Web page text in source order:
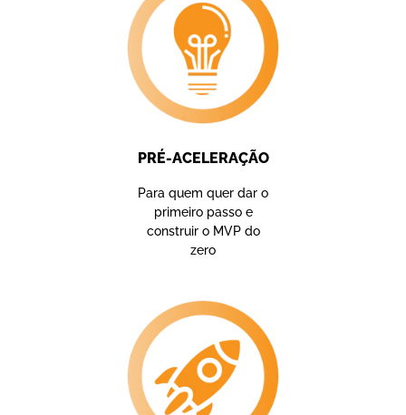
PRÉ-ACELERAÇÃO
Para quem quer dar o
primeiro passo e
construir o MVP do
zero